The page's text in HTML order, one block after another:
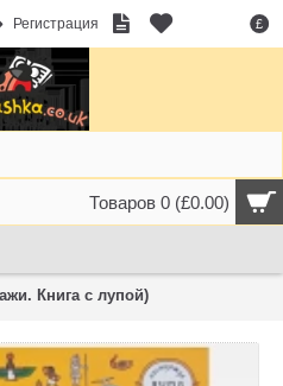
£
Регистрация
Товаров 0 (£0.00)
Книга с лупой)